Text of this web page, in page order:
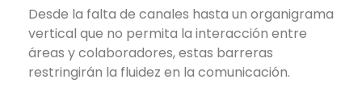
Desde la falta de canales hasta un organigrama
vertical que no permita la interacción entre
áreas y colaboradores, estas barreras
restringirán la fluidez en la comunicación.